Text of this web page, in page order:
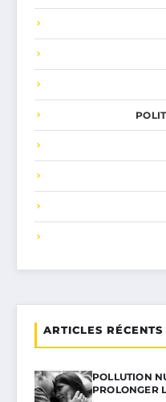
ARTICLES RÉCENTS
POLLUTION
PROLONGER